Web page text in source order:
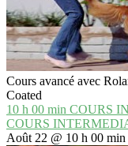
Cours avancé avec
Coated
10 h 00 min COURS
COURS
Août 22 @ 10 h 00 min